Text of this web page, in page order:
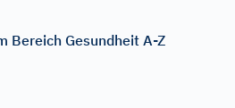
Bereich Gesundheit A-Z